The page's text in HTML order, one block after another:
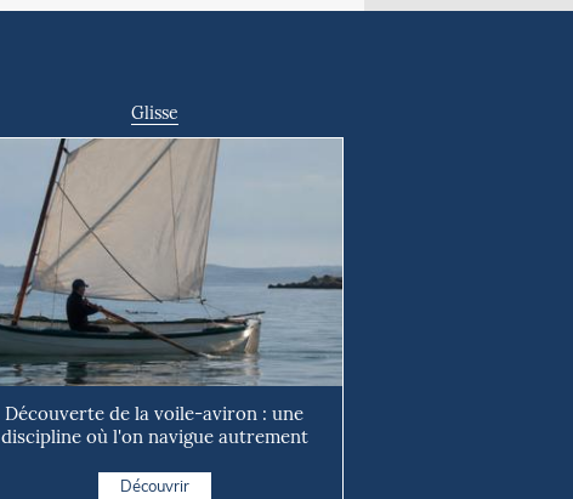
Glisse
Découverte de la voile-aviron : une
discipline où l'on navigue autrement
Découvrir